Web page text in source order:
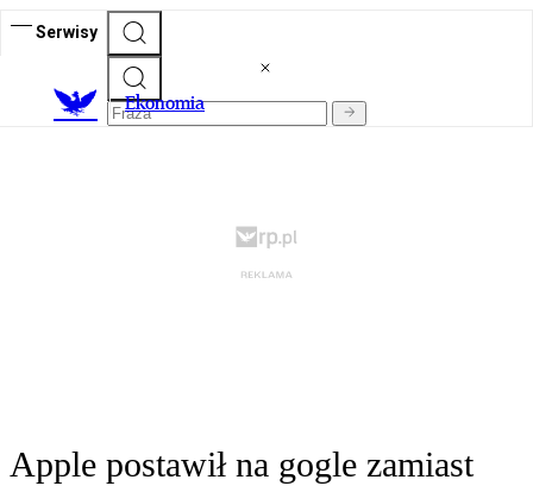
Serwisy
Ekonomia
Apple postawił na gogle zamiast